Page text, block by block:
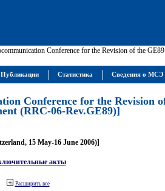
Conference for the Revision of the
Conference for the Revision
(RRC-06-Rev.GE89)]
15 May-16 June 2006)]
акты
Расширить все
Публикации Статистика Сведения о МСЭ